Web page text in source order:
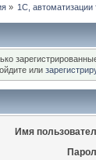
» 1С, автоматизации
или
Имя